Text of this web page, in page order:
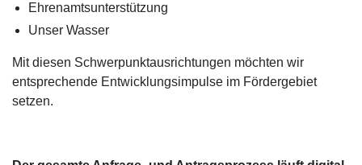
Ehrenamtsunterstützung
Unser Wasser
Mit diesen Schwerpunktausrichtungen möchten wir
entsprechende Entwicklungsimpulse im Fördergebiet
setzen.